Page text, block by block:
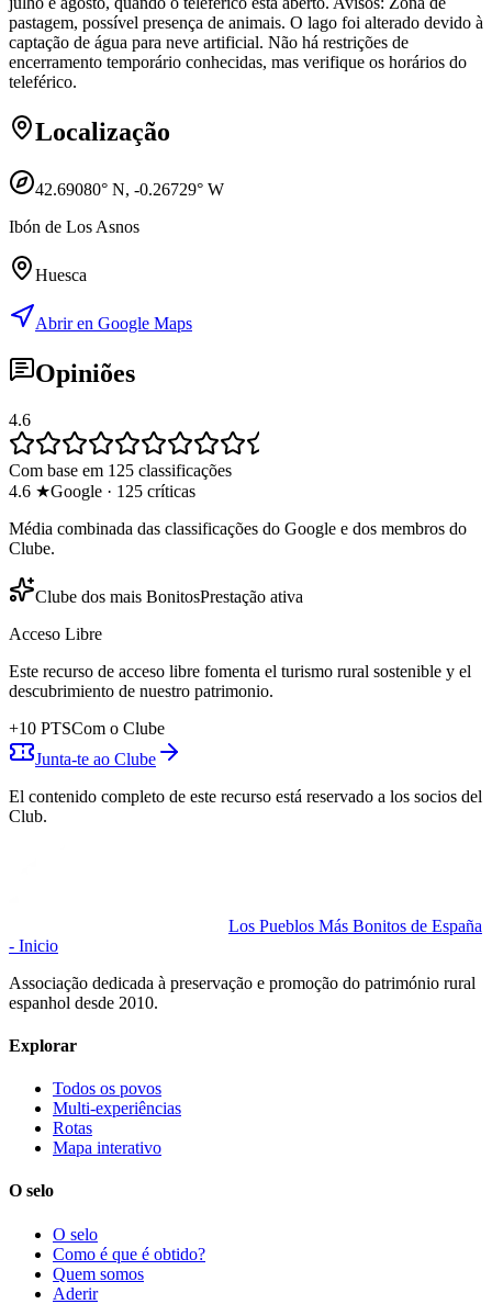
pastagem, possível presença de animais. O lago foi alterado devido à
captação de água para neve artificial. Não há restrições de
encerramento temporário conhecidas, mas verifique os horários do
teleférico.
Localização
42.69080° N, -0.26729° W
Ibón de Los Asnos
Huesca
Abrir en Google Maps
Opiniões
4.6
Com base em 125 classificações
4.6 ★Google · 125 críticas
Média combinada das classificações do Google e dos membros do
Clube.
Clube dos mais BonitosPrestação ativa
Acceso Libre
Este recurso de acceso libre fomenta el turismo rural sostenible y el
descubrimiento de nuestro patrimonio.
+10 PTSCom o Clube
Junta-te ao Clube
El contenido completo de este recurso está reservado a los socios del
Club.
Los Pueblos Más Bonitos de España
- Inicio
Associação dedicada à preservação e promoção do património rural
espanhol desde 2010.
Explorar
Todos os povos
Multi-experiências
Rotas
Mapa interativo
O selo
O selo
Como é que é obtido?
Quem somos
Aderir